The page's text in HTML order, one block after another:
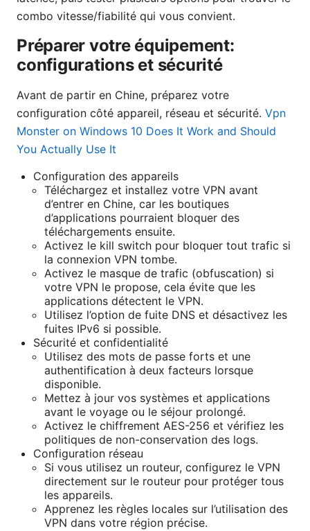
combo vitesse/fiabilité qui vous convient.
Préparer votre équipement:
configurations et sécurité
Avant de partir en Chine, préparez votre
configuration côté appareil, réseau et sécurité. Vpn
Monster on Windows 10 Does It Work and Should
You Actually Use It
Configuration des appareils
Téléchargez et installez votre VPN avant
d’entrer en Chine, car les boutiques
d’applications pourraient bloquer des
téléchargements ensuite.
Activez le kill switch pour bloquer tout trafic si
la connexion VPN tombe.
Activez le masque de trafic (obfuscation) si
votre VPN le propose, cela évite que les
applications détectent le VPN.
Utilisez l’option de fuite DNS et désactivez les
fuites IPv6 si possible.
Sécurité et confidentialité
Utilisez des mots de passe forts et une
authentification à deux facteurs lorsque
disponible.
Mettez à jour vos systèmes et applications
avant le voyage ou le séjour prolongé.
Activez le chiffrement AES-256 et vérifiez les
politiques de non-conservation des logs.
Configuration réseau
Si vous utilisez un routeur, configurez le VPN
directement sur le routeur pour protéger tous
les appareils.
Apprenez les règles locales sur l’utilisation des
VPN dans votre région précise.